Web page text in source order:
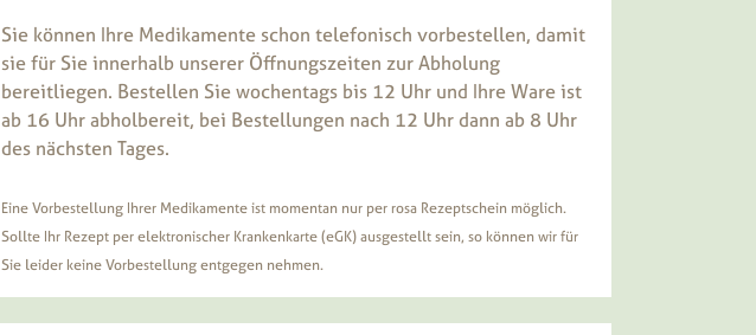
Sie können Ihre Medikamente schon telefonisch vorbestellen, damit
sie für Sie innerhalb unserer Öffnungszeiten zur Abholung
bereitliegen. Bestellen Sie wochentags bis 12 Uhr und Ihre Ware ist
ab 16 Uhr abholbereit, bei Bestellungen nach 12 Uhr dann ab 8 Uhr
des nächsten Tages.
Eine Vorbestellung Ihrer Medikamente ist momentan nur per rosa Rezeptschein möglich.
Sollte Ihr Rezept per elektronischer Krankenkarte (eGK) ausgestellt sein, so können wir für
Sie leider keine Vorbestellung entgegen nehmen.